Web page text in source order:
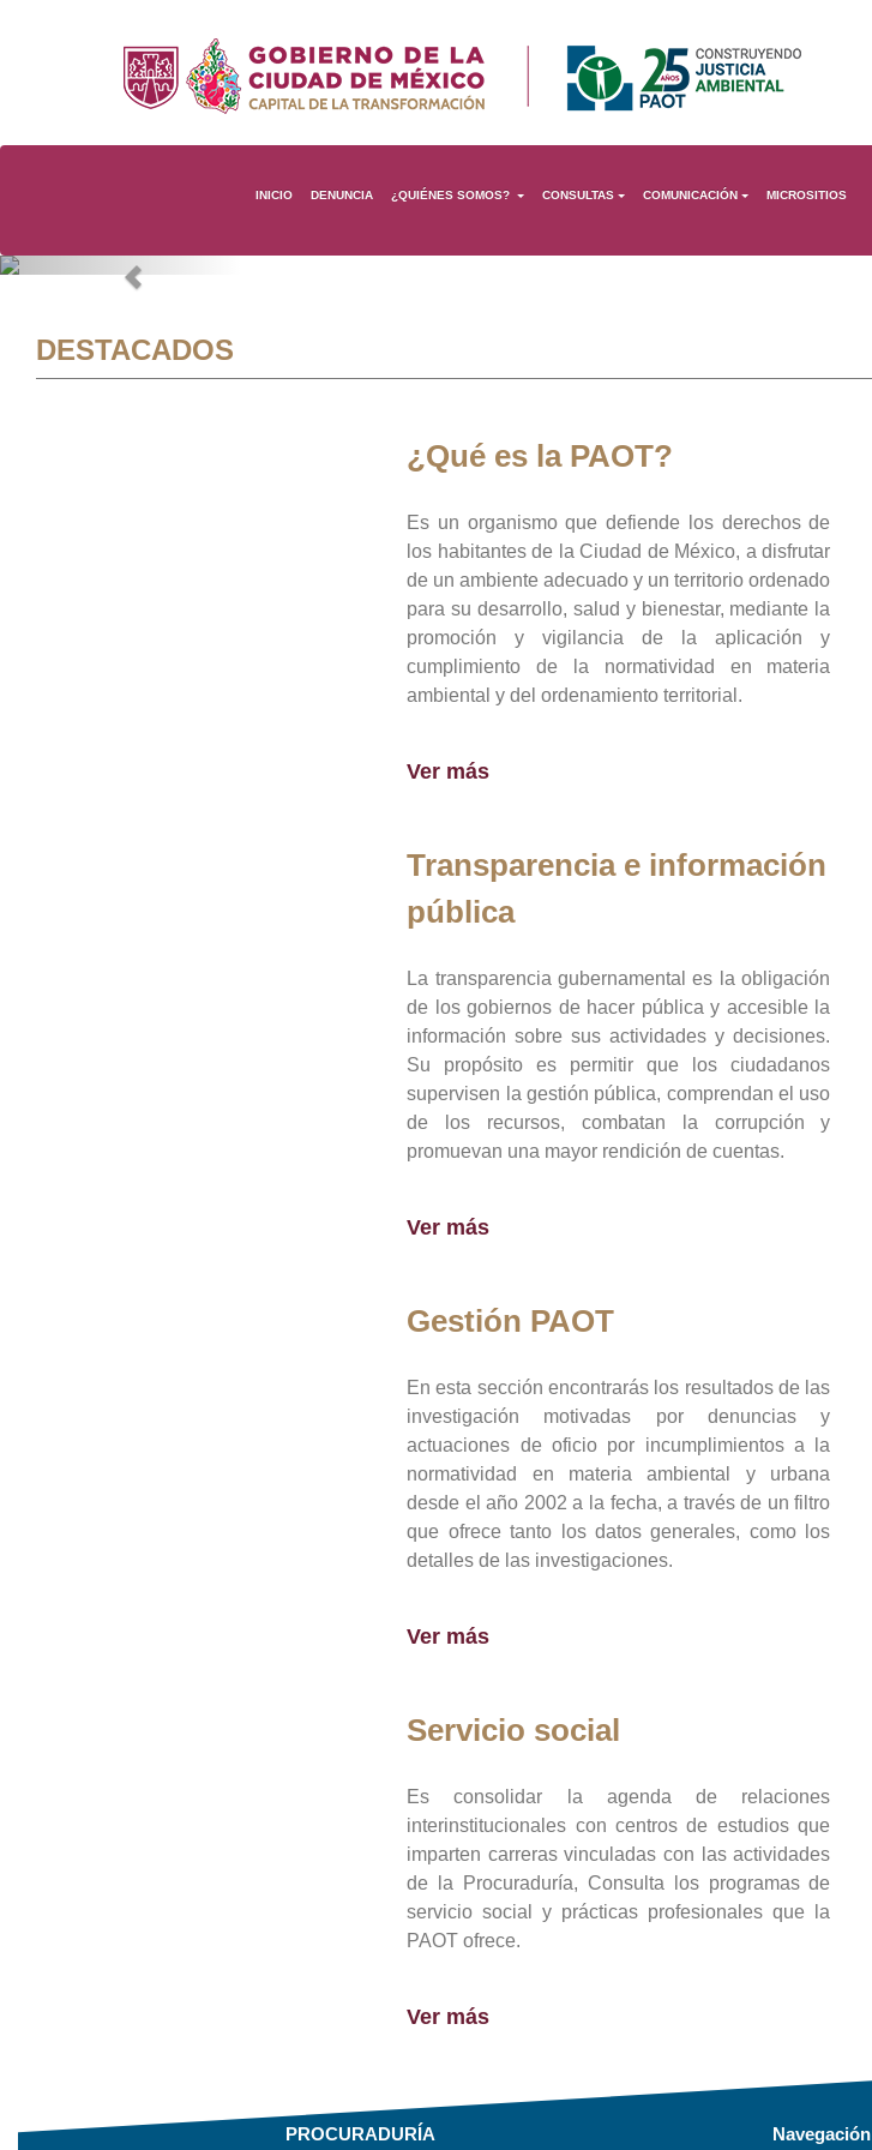
INICIO DENUNCIA ¿QUIÉNES SOMOS? CONSULTAS COMUNICACIÓN MICROSITIOS
Previous
DESTACADOS
¿Qué es la PAOT?
Es un organismo que defiende los derechos de
los habitantes de la Ciudad de México, a disfrutar
de un ambiente adecuado y un territorio ordenado
para su desarrollo, salud y bienestar, mediante la
promoción y vigilancia de la aplicación y
cumplimiento de la normatividad en materia
ambiental y del ordenamiento territorial.
Ver más
Transparencia e información
pública
La transparencia gubernamental es la obligación
de los gobiernos de hacer pública y accesible la
información sobre sus actividades y decisiones.
Su propósito es permitir que los ciudadanos
supervisen la gestión pública, comprendan el uso
de los recursos, combatan la corrupción y
promuevan una mayor rendición de cuentas.
Ver más
Gestión PAOT
En esta sección encontrarás los resultados de las
investigación motivadas por denuncias y
actuaciones de oficio por incumplimientos a la
normatividad en materia ambiental y urbana
desde el año 2002 a la fecha, a través de un filtro
que ofrece tanto los datos generales, como los
detalles de las investigaciones.
Ver más
Servicio social
Es consolidar la agenda de relaciones
interinstitucionales con centros de estudios que
imparten carreras vinculadas con las actividades
de la Procuraduría, Consulta los programas de
servicio social y prácticas profesionales que la
PAOT ofrece.
Ver más
PROCURADURÍA Navegación